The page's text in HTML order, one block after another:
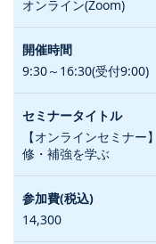
オンライン(Zoom)
9:30～16:30(受付9:00)
【オンラインセミナ
修・補強を学ぶ
14,300